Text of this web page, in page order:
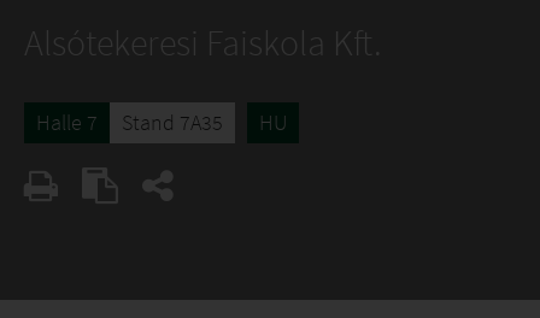
Alsótekeresi Faiskola Kft.
Halle 7 Stand 7A35 HU